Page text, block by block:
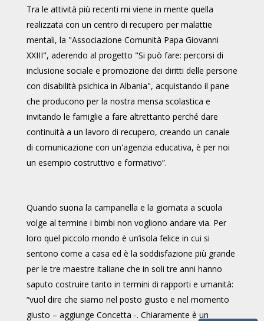
Tra le attività più recenti mi viene in mente quella
realizzata con un centro di recupero per malattie
mentali, la "Associazione Comunità Papa Giovanni
XXIII", aderendo al progetto "Si può fare: percorsi di
inclusione sociale e promozione dei diritti delle persone
con disabilità psichica in Albania", acquistando il pane
che producono per la nostra mensa scolastica e
invitando le famiglie a fare altrettanto perché dare
continuità a un lavoro di recupero, creando un canale
di comunicazione con un'agenzia educativa, è per noi
un esempio costruttivo e formativo”.
Quando suona la campanella e la giornata a scuola
volge al termine i bimbi non vogliono andare via. Per
loro quel piccolo mondo è un’isola felice in cui si
sentono come a casa ed è la soddisfazione più grande
per le tre maestre italiane che in soli tre anni hanno
saputo costruire tanto in termini di rapporti e umanità:
“vuol dire che siamo nel posto giusto e nel momento
giusto – aggiunge Concetta -. Chiaramente è un